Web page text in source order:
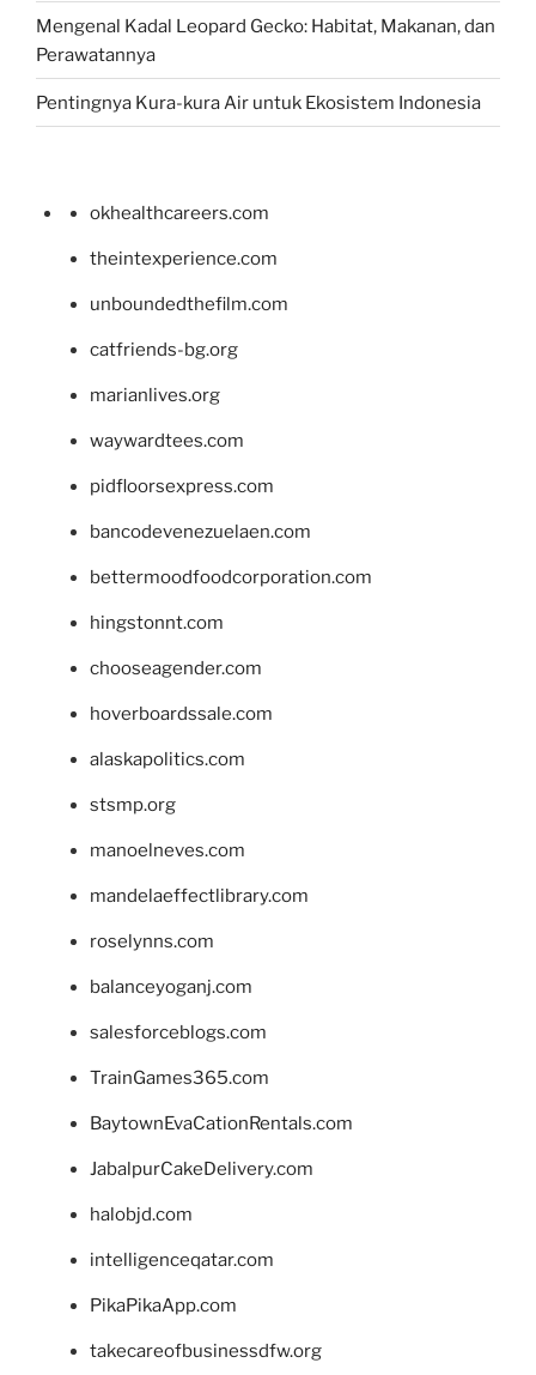
Mengenal Kadal Leopard Gecko: Habitat, Makanan, dan
Perawatannya
Pentingnya Kura-kura Air untuk Ekosistem Indonesia
okhealthcareers.com
theintexperience.com
unboundedthefilm.com
catfriends-bg.org
marianlives.org
waywardtees.com
pidfloorsexpress.com
bancodevenezuelaen.com
bettermoodfoodcorporation.com
hingstonnt.com
chooseagender.com
hoverboardssale.com
alaskapolitics.com
stsmp.org
manoelneves.com
mandelaeffectlibrary.com
roselynns.com
balanceyoganj.com
salesforceblogs.com
TrainGames365.com
BaytownEvaCationRentals.com
JabalpurCakeDelivery.com
halobjd.com
intelligenceqatar.com
PikaPikaApp.com
takecareofbusinessdfw.org